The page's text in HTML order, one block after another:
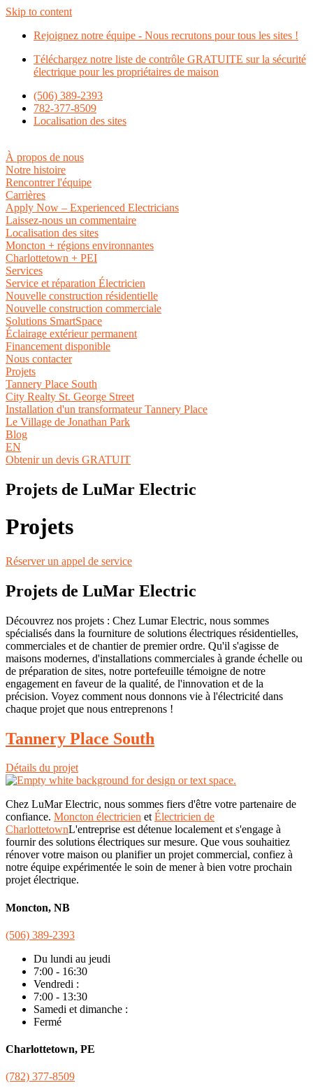
Skip to content
Rejoignez notre équipe - Nous recrutons pour tous les sites !
Téléchargez notre liste de contrôle GRATUITE sur la sécurité
électrique pour les propriétaires de maison
(506) 389-2393
782-377-8509
Localisation des sites
À propos de nous
Notre histoire
Rencontrer l'équipe
Carrières
Apply Now – Experienced Electricians
Laissez-nous un commentaire
Localisation des sites
Moncton + régions environnantes
Charlottetown + PEI
Services
Service et réparation Électricien
Nouvelle construction résidentielle
Nouvelle construction commerciale
Solutions SmartSpace
Éclairage extérieur permanent
Financement disponible
Nous contacter
Projets
Tannery Place South
City Realty St. George Street
Installation d'un transformateur Tannery Place
Le Village de Jonathan Park
Blog
EN
Obtenir un devis GRATUIT
Projets de LuMar Electric
Projets
Réserver un appel de service
Projets de LuMar Electric
Découvrez nos projets : Chez Lumar Electric, nous sommes
spécialisés dans la fourniture de solutions électriques résidentielles,
commerciales et de chantier de premier ordre. Qu'il s'agisse de
maisons modernes, d'installations commerciales à grande échelle ou
de préparation de sites, notre portefeuille témoigne de notre
engagement en faveur de la qualité, de l'innovation et de la
précision. Voyez comment nous donnons vie à l'électricité dans
chaque projet que nous entreprenons !
Tannery Place South
Détails du projet
Chez LuMar Electric, nous sommes fiers d'être votre partenaire de
confiance. Moncton électricien etÉlectricien de
CharlottetownL'entreprise est détenue localement et s'engage à
fournir des solutions électriques sur mesure. Que vous souhaitiez
rénover votre maison ou planifier un projet commercial, confiez à
notre équipe expérimentée le soin de mener à bien votre prochain
projet électrique.
Moncton, NB
(506) 389-2393
Du lundi au jeudi
7:00 - 16:30
Vendredi :
7:00 - 13:30
Samedi et dimanche :
Fermé
Charlottetown, PE
(782) 377-8509